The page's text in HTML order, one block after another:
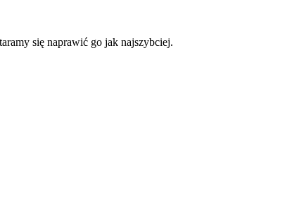
się naprawić go jak najszybciej.